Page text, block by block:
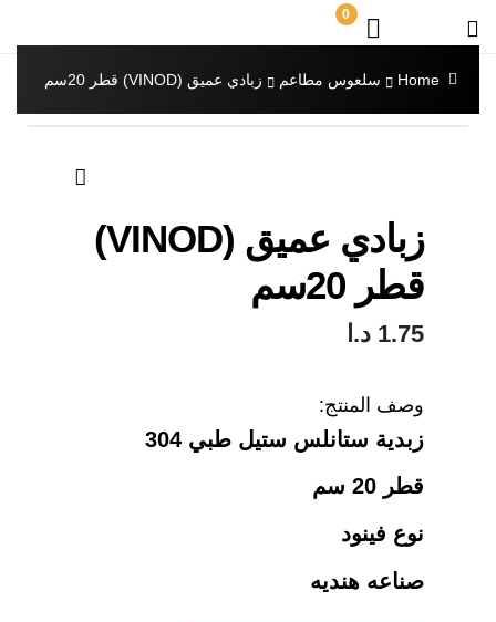
0
Home سلعوس مطاعم زبادي عميق (VINOD) قطر 20سم
زبادي عميق (VINOD)
قطر 20سم
1.75 د.ا
وصف المنتج:
زبدية ستانلس ستيل طبي 304
قطر 20 سم
نوع فينود
صناعه هنديه